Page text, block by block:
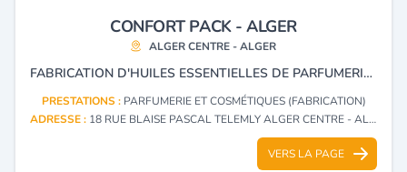
CONFORT PACK - ALGER
ALGER CENTRE - ALGER
FABRICATION D'HUILES ESSENTIELLES DE PARFUMERIE ET COSMÉTIQUE ET CONDITIONNEMENT DE PRODUITS DIVERS.
PRESTATIONS : PARFUMERIE ET COSMÉTIQUES (FABRICATION)
ADRESSE : 18 RUE BLAISE PASCAL TELEMLY ALGER CENTRE - ALGER
VERS LA PAGE